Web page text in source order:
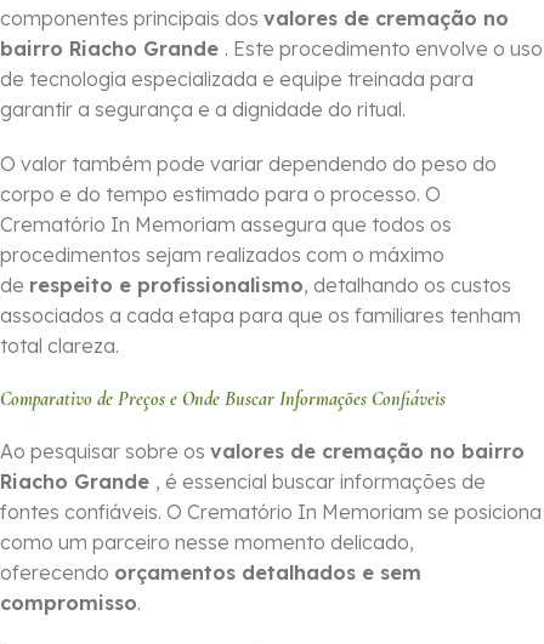
componentes principais dos valores de cremação no
bairro Riacho Grande . Este procedimento envolve o uso
de tecnologia especializada e equipe treinada para
garantir a segurança e a dignidade do ritual.
O valor também pode variar dependendo do peso do
corpo e do tempo estimado para o processo. O
Crematório In Memoriam assegura que todos os
procedimentos sejam realizados com o máximo
de respeito e profissionalismo, detalhando os custos
associados a cada etapa para que os familiares tenham
total clareza.
Comparativo de Preços e Onde Buscar Informações Confiáveis
Ao pesquisar sobre os valores de cremação no bairro
Riacho Grande , é essencial buscar informações de
fontes confiáveis. O Crematório In Memoriam se posiciona
como um parceiro nesse momento delicado,
oferecendo orçamentos detalhados e sem
compromisso.